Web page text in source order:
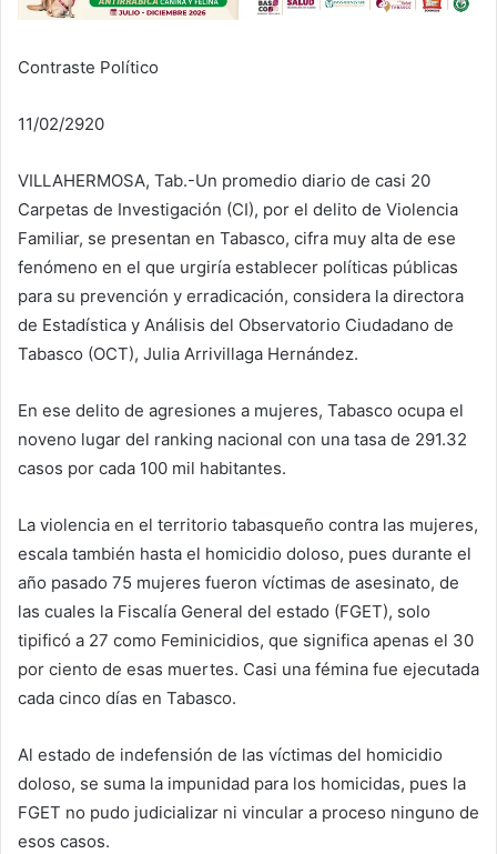
Contraste Político
11/02/2920
VILLAHERMOSA, Tab.-Un promedio diario de casi 20
Carpetas de Investigación (CI), por el delito de Violencia
Familiar, se presentan en Tabasco, cifra muy alta de ese
fenómeno en el que urgiría establecer políticas públicas
para su prevención y erradicación, considera la directora
de Estadística y Análisis del Observatorio Ciudadano de
Tabasco (OCT), Julia Arrivillaga Hernández.
En ese delito de agresiones a mujeres, Tabasco ocupa el
noveno lugar del ranking nacional con una tasa de 291.32
casos por cada 100 mil habitantes.
La violencia en el territorio tabasqueño contra las mujeres,
escala también hasta el homicidio doloso, pues durante el
año pasado 75 mujeres fueron víctimas de asesinato, de
las cuales la Fiscalía General del estado (FGET), solo
tipificó a 27 como Feminicidios, que significa apenas el 30
por ciento de esas muertes. Casi una fémina fue ejecutada
cada cinco días en Tabasco.
Al estado de indefensión de las víctimas del homicidio
doloso, se suma la impunidad para los homicidas, pues la
FGET no pudo judicializar ni vincular a proceso ninguno de
esos casos.